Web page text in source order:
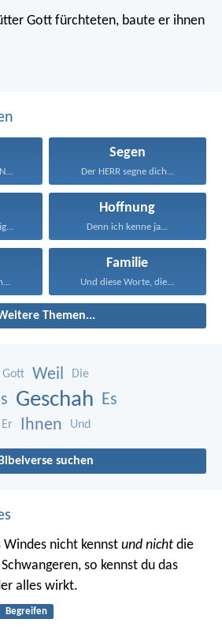
Gott fürchteten, baute er ihnen
Segen
Der HERR segne dich...
Hoffnung
Denn ich kenne ja...
Familie
Und diese Worte, die...
Themen...
Gott Weil Die
Geschah Es
Er Ihnen Und
Bibelverse suchen
Windes nicht kennst und nicht die
so kennst du das
alles wirkt.
Begreifen